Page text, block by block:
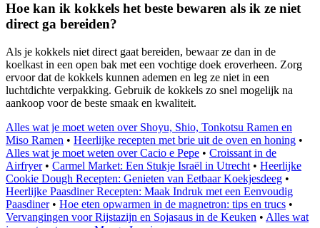
Hoe kan ik kokkels het beste bewaren als ik ze niet
direct ga bereiden?
Als je kokkels niet direct gaat bereiden, bewaar ze dan in de
koelkast in een open bak met een vochtige doek eroverheen. Zorg
ervoor dat de kokkels kunnen ademen en leg ze niet in een
luchtdichte verpakking. Gebruik de kokkels zo snel mogelijk na
aankoop voor de beste smaak en kwaliteit.
Alles wat je moet weten over Shoyu, Shio, Tonkotsu Ramen en
Miso Ramen • Heerlijke recepten met brie uit de oven en honing •
Alles wat je moet weten over Cacio e Pepe • Croissant in de
Airfryer• Carmel Market: Een Stukje Israël in Utrecht • Heerlijke
Cookie Dough Recepten: Genieten van Eetbaar Koekjesdeeg •
Heerlijke Paasdiner Recepten: Maak Indruk met een Eenvoudig
Paasdiner• Hoe eten opwarmen in de magnetron: tips en trucs •
Vervangingen voor Rijstazijn en Sojasaus in de Keuken • Alles wat